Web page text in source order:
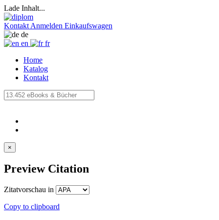
Lade Inhalt...
Kontakt Anmelden Einkaufswagen
de
en
fr
Home
Katalog
Kontakt
×
Preview Citation
Zitatvorschau in
Copy to clipboard